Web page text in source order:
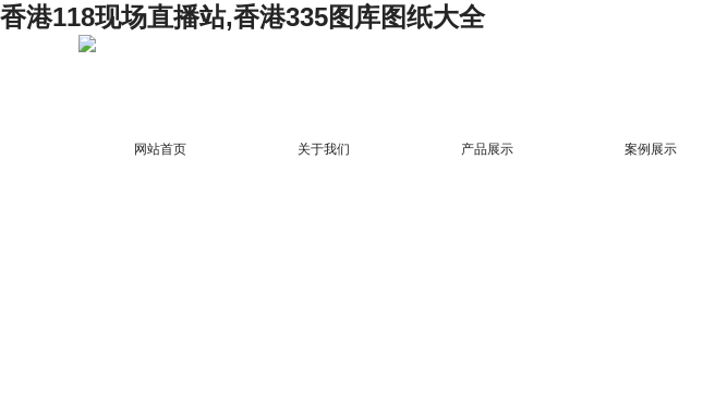
香港118现场直播站,香港335图库图纸大全
网站首页 关于我们 产品展示 案例展示